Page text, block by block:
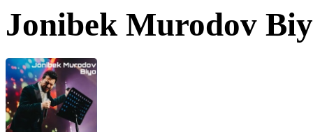
Jonibek Murodov